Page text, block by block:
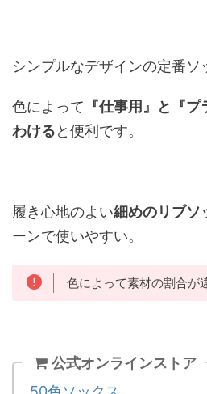
シンプルなデザインの定番ソ
色によって 『仕事用』と『
わけると便利です。
履き心地のよい細めのリブソ
ーンで使いやすい。
色によって素材の割合が
公式オンラインストア